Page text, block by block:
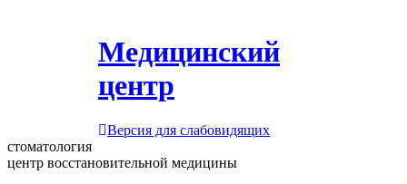
Медицинский
центр
Версия для слабовидящих
стоматология
центр восстановительной медицины